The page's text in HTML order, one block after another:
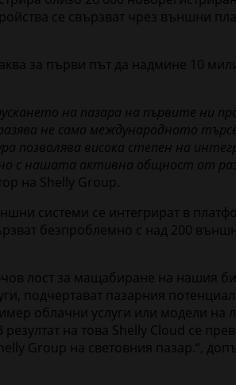
се свързват чрез външни
за първи път да надмине 10
на пазара на първите ни
не само международното
висока степен на
с нашата активна общност от
на Shelly Group.
системи се интегрират в
безпроблемно с над 200
лост за мащабиране на нашия
подчертават пазарния
облачни услуги или модели
на това Shelly Cloud се
Group на световния пазар.“,